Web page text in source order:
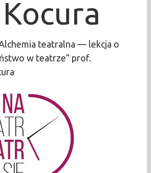
Kocura
teatralna — lekcja o
w teatrze” prof.